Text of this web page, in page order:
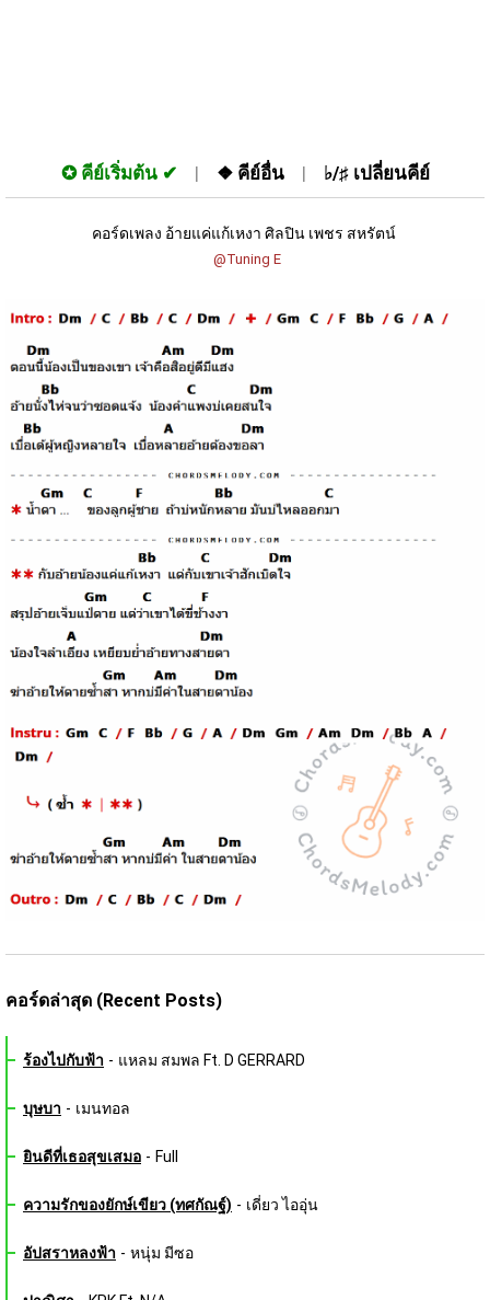
✪ คีย์เริ่มต้น ❖ คีย์อื่น ♭/♯ เปลี่ยนคีย์
คอร์ดเพลง อ้ายแค่แก้เหงา ศิลปิน เพชร สหรัตน์
@Tuning E
คอร์ดล่าสุด (Recent Posts)
ร้องไปกับฟ้า - แหลม สมพล Ft. D GERRARD
บุษบา - เมนทอล
ยินดีที่เธอสุขเสมอ - Full
ความรักของยักษ์เขียว (ทศกัณฐ์) - เดี่ยว ไออุ่น
อัปสราหลงฟ้า - หนุ่ม มีซอ